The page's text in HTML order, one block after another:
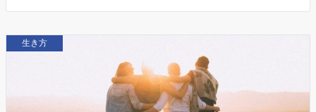
生き方